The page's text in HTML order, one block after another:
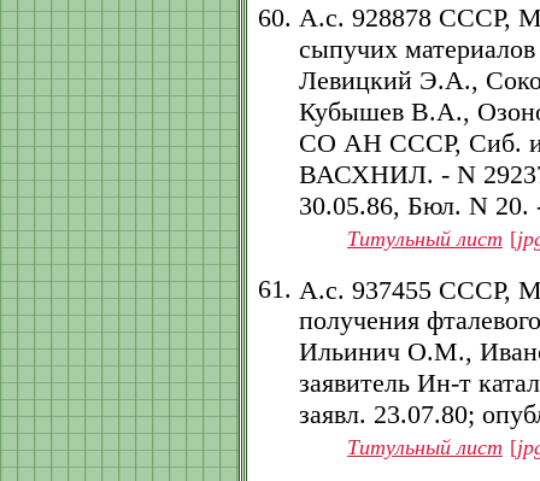
А.с. 928878 СССР,
сыпучих
Левицкий Э.А.,
Кубышев В.А.,
СО АН СССР, Сиб.
ВАСХНИЛ. - N
30.05.86, Бюл. N 20.
Титульный лист [
А.с. 937455 СССР,
получения
Ильинич О.М.,
заявитель Ин-т
заявл. 23.07.80;
Титульный лист [